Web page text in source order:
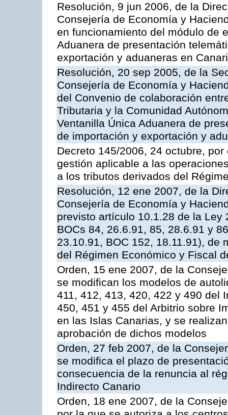
Resolución, 9 jun 2006, de la
Consejería de Economía y
en funcionamiento del módulo de
Aduanera de presentación
exportación y aduaneras en
Resolución, 20 sep 2005, de la
Consejería de Economía y
del Convenio de colaboración
Tributaria y la Comunidad
Ventanilla Única Aduanera de
de importación y exportación y
Decreto 145/2006, 24 octubre,
gestión aplicable a las
a los tributos derivados del
Resolución, 12 ene 2007, de la
Consejería de Economía y
previsto artículo 10.1.28 de la Ley
BOCs 84, 26.6.91, 85, 28.6.91 y
23.10.91, BOC 152, 18.11.91), de
del Régimen Económico y Fiscal
Orden, 15 ene 2007, de la
se modifican los modelos de
411, 412, 413, 420, 422 y 490 del
450, 451 y 455 del Arbitrio sobre
en las Islas Canarias, y se
aprobación de dichos modelos
Orden, 27 feb 2007, de la
se modifica el plazo de
consecuencia de la renuncia al
Indirecto Canario
Orden, 18 ene 2007, de la